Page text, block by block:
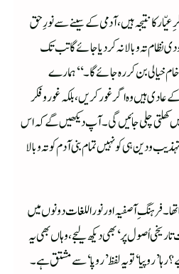
نتیجہ ہیں، آدمی کے سینے سے نورِ حق
تہ و بالا نہ کردیا جائے گا تب تک
خیالی بن کر رہ جائے گا۔‘‘ ہمارے
ہیں وہ اگر غور کریں، بلکہ غور و فکر
کھلتی چلی جائیں گی۔ آپ دیکھیں گے کہ اس
و دین ہی کونہیں تمام بنی آدم کو تہ و بالا
تھا۔ فرہنگِ آصفیہ اور نوراللغات دونوں میں
اُصول پر‘ بھی دیکھ لیجے، وہاں بھی یہ
رہا ’روپیا‘ تویہ لفظ ’روپا‘ سے مشتق ہے۔